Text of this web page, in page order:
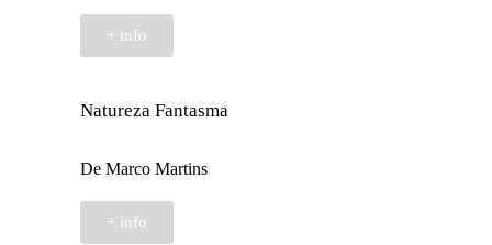
+ info
Natureza Fantasma
De Marco Martins
+ info